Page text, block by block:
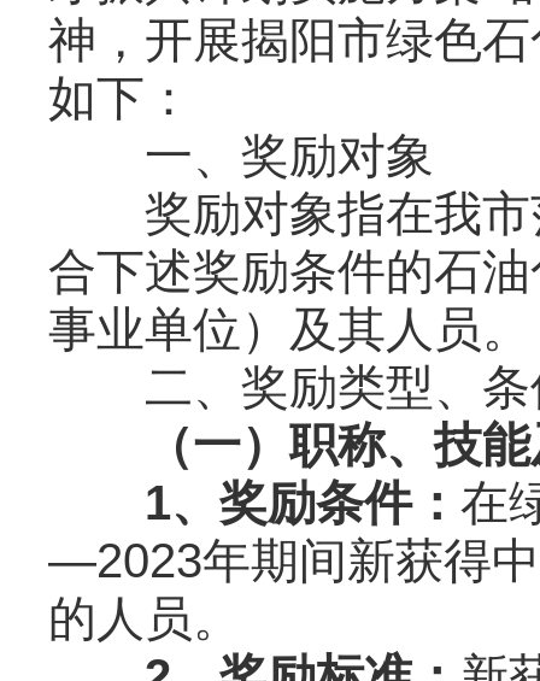
神，开展揭阳市绿色
如下：
一、奖励对象
奖励对象指在我市
合下述奖励条件的石
事业单位）及其人员。
二、奖励类型、条
（一）职称、技
1、奖励条件： 在
—2023年期间新获得
的人员。